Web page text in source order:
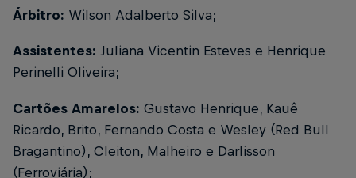
Árbitro: Wilson Adalberto Silva;
Assistentes: Juliana Vicentin Esteves e Henrique
Perinelli Oliveira;
Cartões Amarelos: Gustavo Henrique, Kauê
Ricardo, Brito, Fernando Costa e Wesley (Red Bull
Bragantino), Cleiton, Malheiro e Darlisson
(Ferroviária);